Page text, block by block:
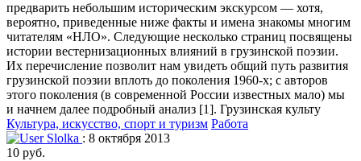
предварить небольшим историческим экскурсом — хотя,
вероятно, приведенные ниже факты и имена знакомы многим
читателям «НЛО». Следующие несколько страниц посвящены
истории вестернизационных влияний в грузинской поэзии.
Их перечисление позволит нам увидеть общий путь развития
грузинской поэзии вплоть до поколения 1960-х; с авторов
этого поколения (в современной России известных мало) мы
и начнем далее подробный анализ [1]. Грузинская культу
Культура, искусство, спорт и туризм Работа
Slolka : 8 октября 2013
10 руб.